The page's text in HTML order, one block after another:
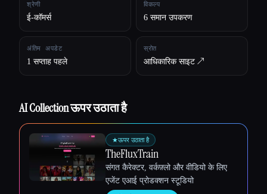
श्रेणी
ई-कॉमर्स
विकल्प
6 समान उपकरण
अंतिम अपडेट
1 सप्ताह पहले
स्रोत
आधिकारिक साइट ↗︎
AI Collection ऊपर उठाता है
★ऊपर उठाता है
TheFluxTrain
संगत कैरेक्टर, वर्कफ़्लो और वीडियो के लिए
एजेंट एआई प्रोडक्शन स्टूडियो